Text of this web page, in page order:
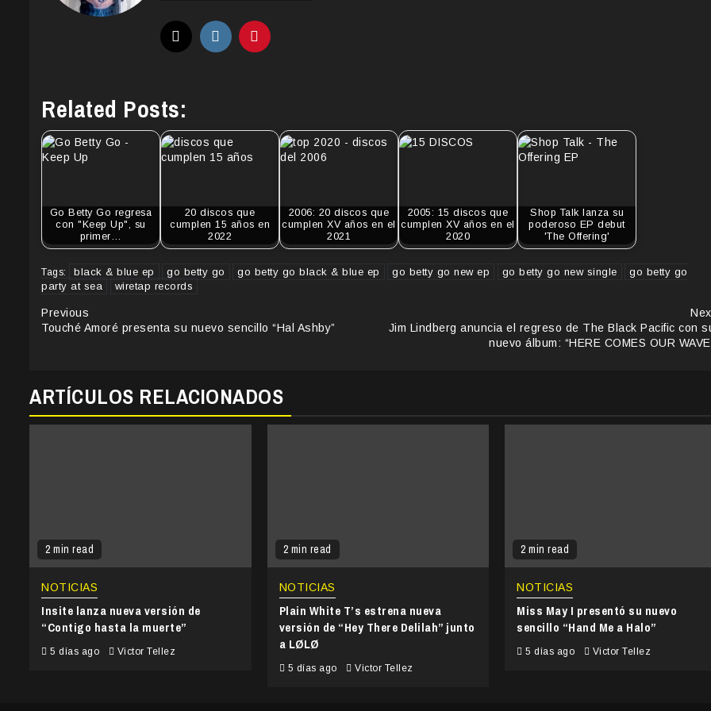
Related Posts:
Go Betty Go regresa
con "Keep Up", su
primer…
20 discos que
cumplen 15 años en
2022
2006: 20 discos que
cumplen XV años en el
2021
2005: 15 discos que
cumplen XV años en el
2020
Shop Talk lanza su
poderoso EP debut
'The Offering'
Tags: black & blue ep go betty go go betty go black & blue ep go betty go new ep go betty go new single
go betty go
party at sea
wiretap records
Continue
Reading
Previous
Touché Amoré presenta su nuevo sencillo “Hal Ashby”
Jim Lindberg anuncia el regreso de The Black Pacific con
nuevo álbum: “HERE COMES OUR
ARTÍCULOS RELACIONADOS
2 min read
NOTICIAS
Insite lanza nueva versión de
“Contigo hasta la muerte”
5 días ago Victor Tellez
2 min read
NOTICIAS
Plain White T’s estrena nueva
versión de “Hey There Delilah” junto
a LØLØ
5 días ago Victor Tellez
2 min read
NOTICIAS
Miss May I presentó su nuevo
sencillo “Hand Me a Halo”
5 días ago Victor Tellez